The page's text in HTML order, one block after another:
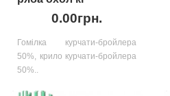
0.00грн.
Гомілка курчати-бройлера
50%, крило курчати-бройлера
50%..